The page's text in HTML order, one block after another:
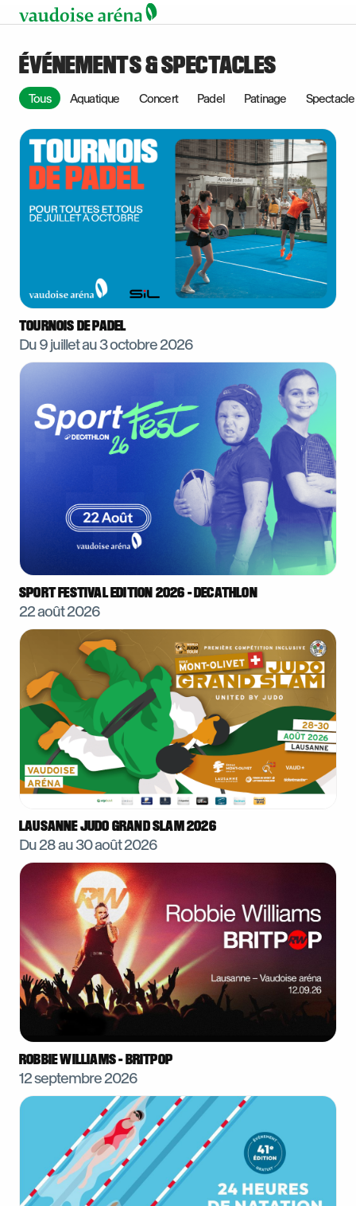
ÉVÉNEMENTS & SPECTACLES
Tous Aquatique Concert Padel Patinage Spectacle
TOURNOIS DE PADEL
Du 9 juillet au3 octobre 2026
SPORT FESTIVAL EDITION 2026 - DECATHLON
22 août 2026
LAUSANNE JUDO GRAND SLAM 2026
Du 28 au30 août 2026
ROBBIE WILLIAMS - BRITPOP
12 septembre 2026